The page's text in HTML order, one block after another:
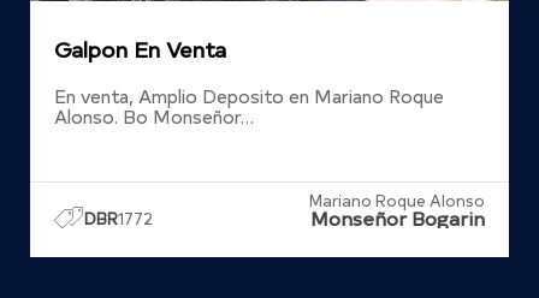
Galpon En Venta
En venta, Amplio Deposito en Mariano Roque
Alonso. Bo Monseñor…
DBR1772
Mariano Roque Alonso
Monseñor Bogarin